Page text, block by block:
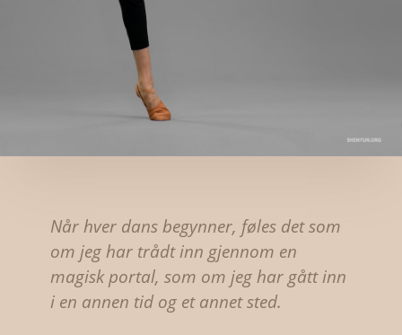
Når hver dans begynner, føles det som
om jeg har trådt inn gjennom en
magisk portal, som om jeg har gått inn
i en annen tid og et annet sted.